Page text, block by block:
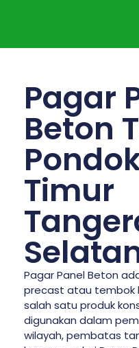
Pagar
Beton
Timur
Pagar Panel Beton
precast atau tembok
salah satu produk
digunakan dalam
wilayah, pembatas